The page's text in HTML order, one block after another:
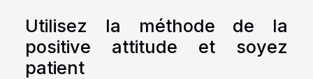
Utilisez la méthode de la
positive attitude et soyez
patient